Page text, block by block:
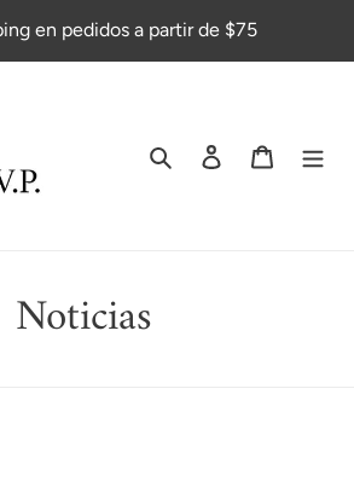
en pedidos a partir de $75
Buscar Ingresar Carrito
Noticias